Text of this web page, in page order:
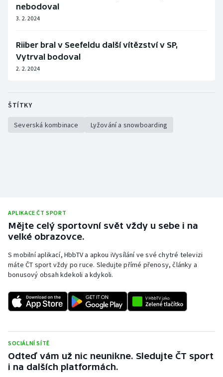
Plážový volejbal
Rychlobruslení
Short track
Sportovní střelba
Vodní slalom
Ostatní
nebodoval
3. 2. 2024
Riiber bral v Seefeldu další vítězství v SP,
Vytrval bodoval
2. 2. 2024
ŠTÍTKY
Severská kombinace Lyžování a snowboarding
APLIKACE ČT SPORT
Mějte celý sportovní svět vždy u sebe i na
velké obrazovce.
S mobilní aplikací, HbbTV a apkou iVysílání ve své chytré televizi
máte ČT sport vždy po ruce. Sledujte přímé přenosy, články a
bonusový obsah kdekoli a kdykoli.
SOCIÁLNÍ SÍTĚ
Odteď vám už nic neunikne. Sledujte ČT sport
i na dalších platformách.